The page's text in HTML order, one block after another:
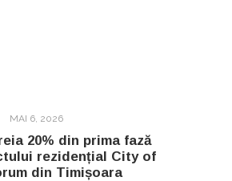
MAI 6, 2026
20% din prima fază
rezidențial City of
din Timișoara